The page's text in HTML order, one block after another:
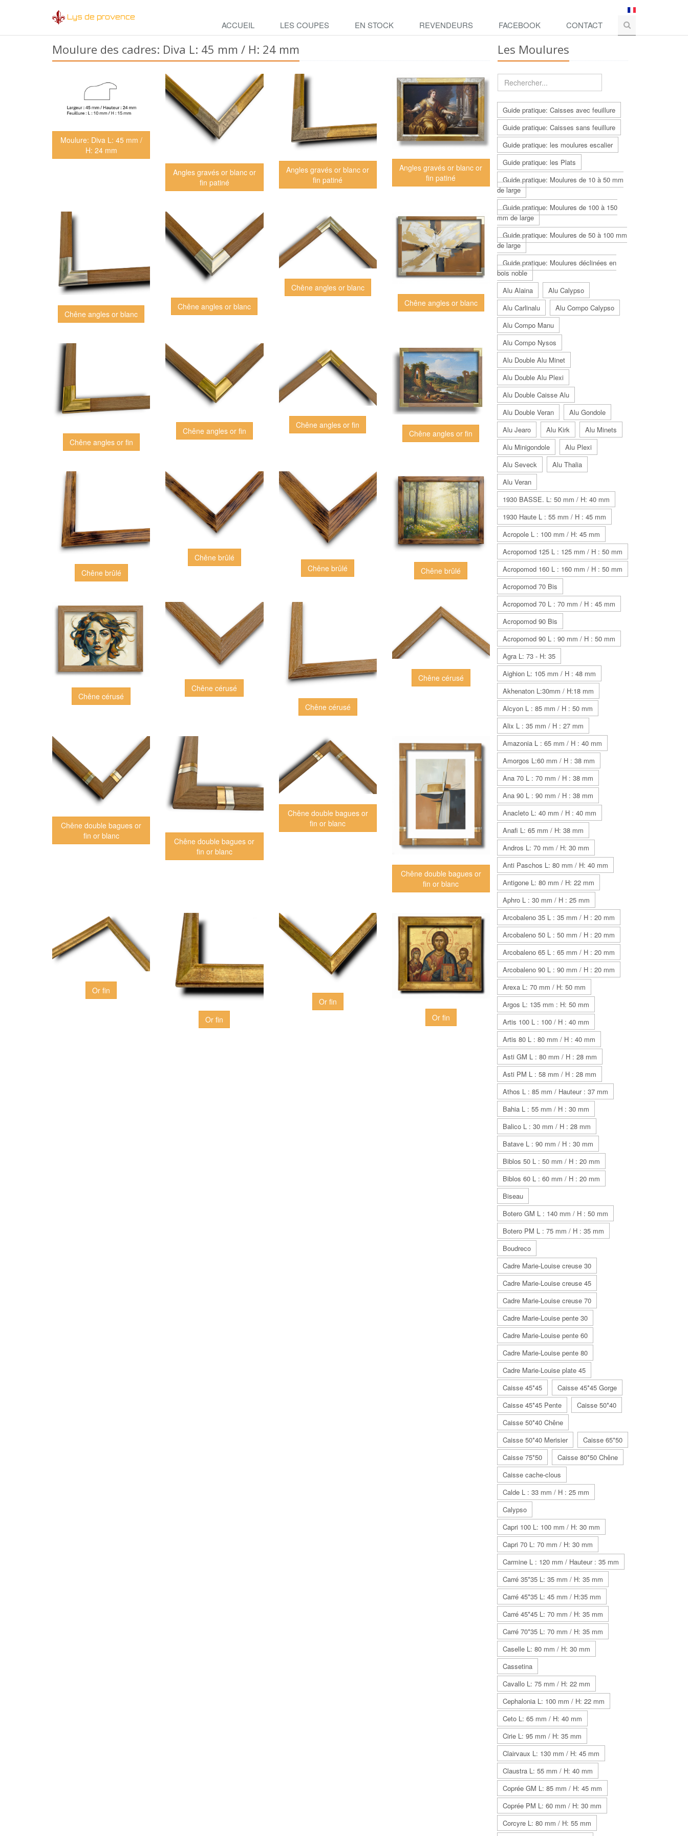
Lys de provence
ACCUEIL LES COUPES EN STOCK REVENDEURS FACEBOOK CONTACT
Moulure des cadres: Diva L: 45 mm / H: 24 mm
Moulure: Diva L: 45 mm /
H: 24 mm
Angles gravés or blanc or
fin patiné
Angles gravés or blanc or
fin patiné
Angles gravés or blanc or
fin patiné
Chêne angles or blanc
Chêne angles or blanc
Chêne angles or blanc
Chêne angles or blanc
Chêne angles or fin
Chêne angles or fin
Chêne angles or fin
Chêne angles or fin
Chêne brûlé
Chêne brûlé
Chêne brûlé
Chêne brûlé
Chêne cérusé
Chêne cérusé
Chêne cérusé
Chêne cérusé
Chêne double bagues or
fin or blanc
Chêne double bagues or
fin or blanc
Chêne double bagues or
fin or blanc
Chêne double bagues or
fin or blanc
Or fin
Or fin
Or fin
Or fin
Les Moulures
Guide pratique: Caisses avec feuillure
Guide pratique: Caisses sans feuillure
Guide pratique: les moulures escalier
Guide pratique: les Plats
Guide pratique: Moulures de 10 à 50 mm
de large
Guide pratique: Moulures de 100 à 150
mm de large
Guide pratique: Moulures de 50 à 100 mm
de large
Guide pratique: Moulures déclinées en
bois noble
Alu Alaina
Alu Calypso
Alu Carlinalu
Alu Compo Calypso
Alu Compo Manu
Alu Compo Nysos
Alu Double Alu Minet
Alu Double Alu Plexi
Alu Double Caisse Alu
Alu Double Veran
Alu Gondole
Alu Jearo
Alu Kirk
Alu Minets
Alu Minigondole
Alu Plexi
Alu Seveck
Alu Thalia
Alu Veran
1930 BASSE. L: 50 mm / H: 40 mm
1930 Haute L : 55 mm / H : 45 mm
Acropole L : 100 mm / H: 45 mm
Acropomod 125 L : 125 mm / H : 50 mm
Acropomod 160 L : 160 mm / H : 50 mm
Acropomod 70 Bis
Acropomod 70 L : 70 mm / H : 45 mm
Acropomod 90 Bis
Acropomod 90 L : 90 mm / H : 50 mm
Agra L: 73 - H: 35
Aighion L: 105 mm / H : 48 mm
Akhenaton L:30mm / H:18 mm
Alcyon L : 85 mm / H : 50 mm
Alix L : 35 mm / H : 27 mm
Amazonia L : 65 mm / H : 40 mm
Amorgos L:60 mm / H : 38 mm
Ana 70 L : 70 mm / H : 38 mm
Ana 90 L : 90 mm / H : 38 mm
Anacleto L: 40 mm / H : 40 mm
Anafi L: 65 mm / H: 38 mm
Andros L: 70 mm / H: 30 mm
Anti Paschos L: 80 mm / H: 40 mm
Antigone L: 80 mm / H: 22 mm
Aphro L : 30 mm / H : 25 mm
Arcobaleno 35 L : 35 mm / H : 20 mm
Arcobaleno 50 L : 50 mm / H : 20 mm
Arcobaleno 65 L : 65 mm / H : 20 mm
Arcobaleno 90 L : 90 mm / H : 20 mm
Arexa L: 70 mm / H: 50 mm
Argos L: 135 mm : H: 50 mm
Artis 100 L : 100 / H : 40 mm
Artis 80 L : 80 mm / H : 40 mm
Asti GM L : 80 mm / H : 28 mm
Asti PM L : 58 mm / H : 28 mm
Athos L : 85 mm / Hauteur : 37 mm
Bahia L : 55 mm / H : 30 mm
Balico L : 30 mm / H : 28 mm
Batave L : 90 mm / H : 30 mm
Biblos 50 L : 50 mm / H : 20 mm
Biblos 60 L : 60 mm / H : 20 mm
Biseau
Botero GM L : 140 mm / H : 50 mm
Botero PM L : 75 mm / H : 35 mm
Boudreco
Cadre Marie-Louise creuse 30
Cadre Marie-Louise creuse 45
Cadre Marie-Louise creuse 70
Cadre Marie-Louise pente 30
Cadre Marie-Louise pente 60
Cadre Marie-Louise pente 80
Cadre Marie-Louise plate 45
Caisse 45*45
Caisse 45*45 Gorge
Caisse 45*45 Pente
Caisse 50*40
Caisse 50*40 Chêne
Caisse 50*40 Merisier
Caisse 65*50
Caisse 75*50
Caisse 80*50 Chêne
Caisse cache-clous
Calde L : 33 mm / H : 25 mm
Calypso
Capri 100 L: 100 mm / H: 30 mm
Capri 70 L: 70 mm / H: 30 mm
Carmine L : 120 mm / Hauteur : 35 mm
Carré 35*35 L: 35 mm / H: 35 mm
Carré 45*35 L: 45 mm / H:35 mm
Carré 45*45 L: 70 mm / H: 35 mm
Carré 70*35 L: 70 mm / H: 35 mm
Caselle L: 80 mm / H: 30 mm
Cassetina
Cavallo L: 75 mm / H: 22 mm
Cephalonia L: 100 mm / H: 22 mm
Ceto L: 65 mm / H: 40 mm
Cirie L: 95 mm / H: 35 mm
Clairvaux L: 130 mm / H: 45 mm
Claustra L: 55 mm / H: 40 mm
Coprée GM L: 85 mm / H: 45 mm
Coprée PM L: 60 mm / H: 30 mm
Corcyre L: 80 mm / H: 55 mm